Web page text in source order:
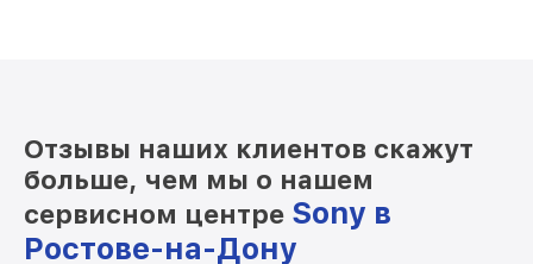
Отзывы наших клиентов скажут
больше, чем мы о нашем
сервисном центре Sony в
Ростове-на-Дону